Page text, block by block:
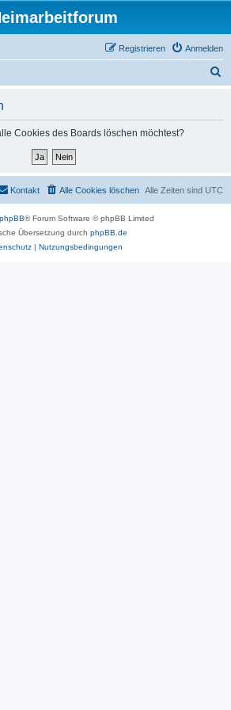
Anmelden
Registrieren
Cookies des Boards löschen möchtest?
Alle Zeiten sind UTC
Alle Cookies löschen
Kontakt
phpBB® Forum Software © phpBB Limited
Übersetzung durch phpBB.de
| Nutzungsbedingungen